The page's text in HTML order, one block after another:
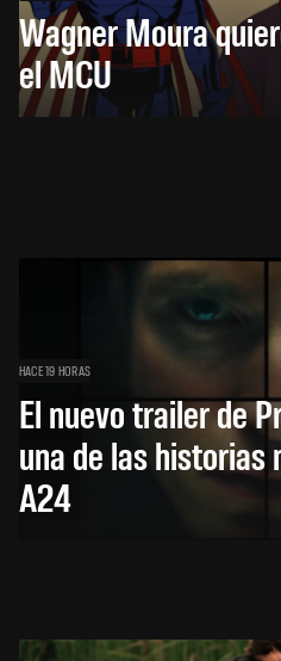
Wagner Moura
el MCU
HACE 19 HORAS
El nuevo trailer de
una de las historias
A24